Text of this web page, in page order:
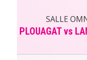
SALLE
PLOUAGAT vs